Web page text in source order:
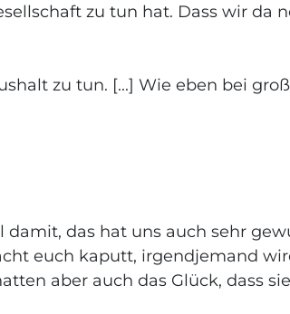
zu tun hat. Dass wir da
zu tun. [...] Wie eben bei
das hat uns auch sehr
euch kaputt, irgendjemand
aber auch das Glück, dass